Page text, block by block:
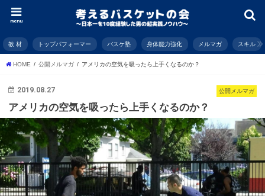
menu
教 材 トップパフォーマー バスケ塾 身体能力強化 メルマガ スキル
HOME 公開メルマガ アメリカの空気を吸ったら上手くなるのか？
公開メルマガ
2019.08.27
アメリカの空気を吸ったら上手くなるのか？